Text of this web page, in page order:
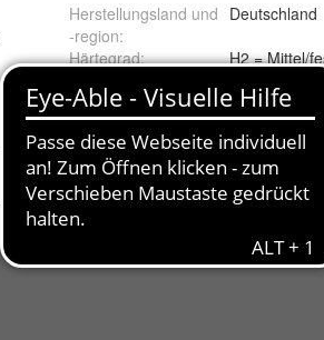
Herstellungsland und
-region:
Deutschland
Härtegrad:
Liegeflächen-Breite: